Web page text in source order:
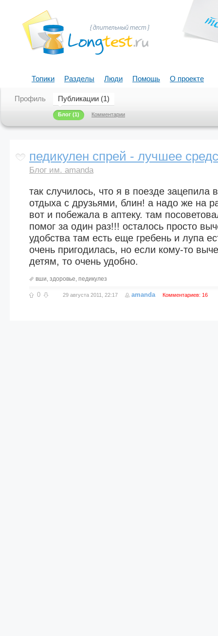
Топики Разделы Люди Помощь О проекте
Профиль Публикации (1)
Блог (1) Комментарии
педикулен спрей - лучшее
Блог им. amanda
так случилось, что я в поезде зацепила
отдыха с друзьями, блин! а надо же на
вот и побежала в аптеку. там
помог за один раз!!! осталось просто
удобства там есть еще гребень и лупа
очень пригодилась, но если кому-то
детям, то очень удобно.
вши, здоровье, педикулез
0 29 августа 2011, 22:17 amanda Комментариев: 16